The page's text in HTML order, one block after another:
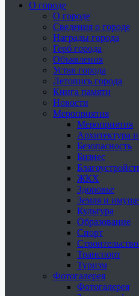
О городе
О городе
Сведения о городе
Награды города
Герб города
Объявления
Устав города
Летопись города
Книга памяти
Новости
Мероприятия
Мероприятия
Архитектура
Безопасность
Бизнес
ЖКХ
Здоровье
Земля и
Культура
Образование
Спорт
Транспорт
Туризм
Фотогалерея
Фотогалерея